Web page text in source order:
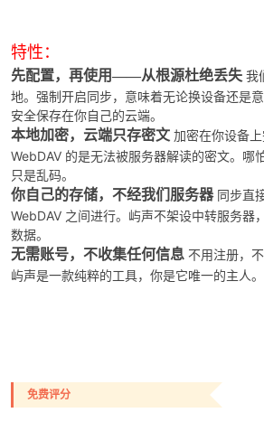
特性：
先配置，再使用——从根源杜绝丢失 我
地。强制开启同步，意味着无论换设备还是
安全保存在你自己的云端。
本地加密，云端只存密文 加密在你设备
WebDAV 的是无法被服务器解读的密文。哪
只是乱码。
你自己的存储，不经我们服务器同步直
WebDAV 之间进行。屿声不架设中转服务器
数据。
无需账号，不收集任何信息 不用注册，
屿声是一款纯粹的工具，你是它唯一的主人。
免费评分